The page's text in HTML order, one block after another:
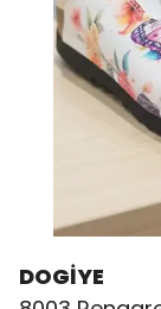
DOGİYE